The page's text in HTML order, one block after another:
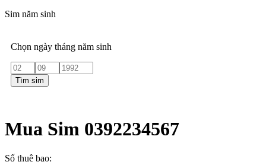
Sim năm sinh
Chọn ngày tháng năm sinh
Tìm sim
Mua Sim 0392234567
Số thuê bao: